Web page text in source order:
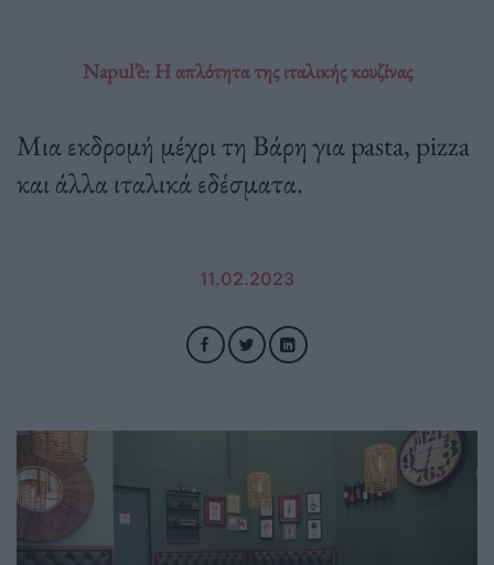
Napul’è: H απλότητα της ιταλικής κουζίνας
Μια εκδρομή μέχρι τη Βάρη για pasta, pizza
και άλλα ιταλικά εδέσματα.
11.02.2023